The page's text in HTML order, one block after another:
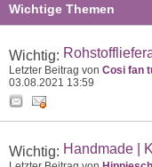
Wichtige Themen
Wichtig:
Letzter Beitrag von Cosi fan
03.08.2021 13:59
Wichtig: Handmade |